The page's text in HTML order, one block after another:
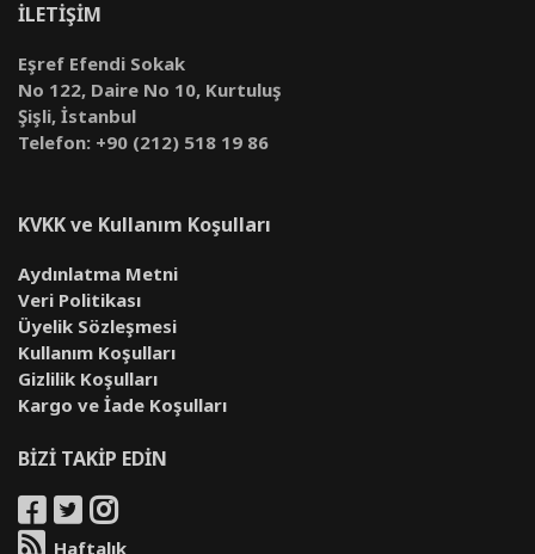
İLETİŞİM
Eşref Efendi Sokak
No 122, Daire No 10, Kurtuluş
Şişli, İstanbul
Telefon: +90 (212) 518 19 86
KVKK ve Kullanım Koşulları
Aydınlatma Metni
Veri Politikası
Üyelik Sözleşmesi
Kullanım Koşulları
Gizlilik Koşulları
Kargo ve İade Koşulları
BİZİ TAKİP EDİN
Haftalık